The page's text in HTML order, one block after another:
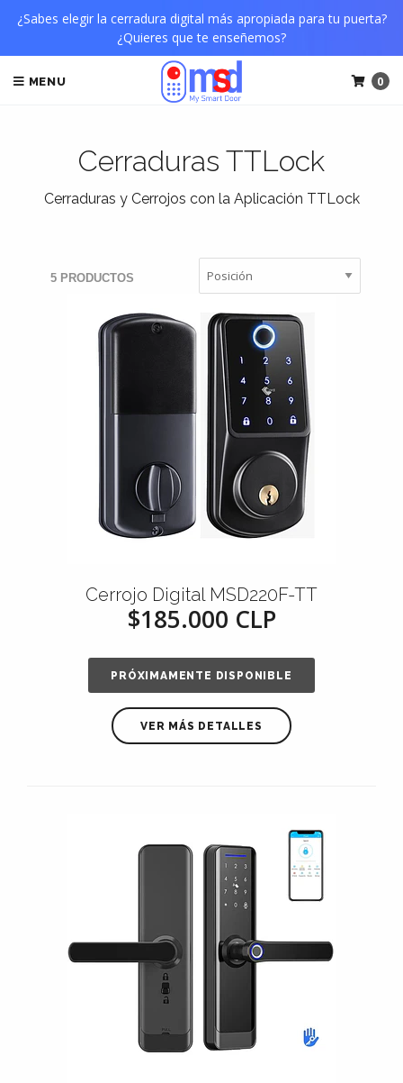
¿Sabes elegir la cerradura digital más apropiada para tu puerta?
¿Quieres que te enseñemos?
MENU 0
Cerraduras TTLock
Cerraduras y Cerrojos con la Aplicación TTLock
5 PRODUCTOS
Cerrojo Digital MSD220F-TT
$185.000 CLP
PRÓXIMAMENTE DISPONIBLE
VER MÁS DETALLES